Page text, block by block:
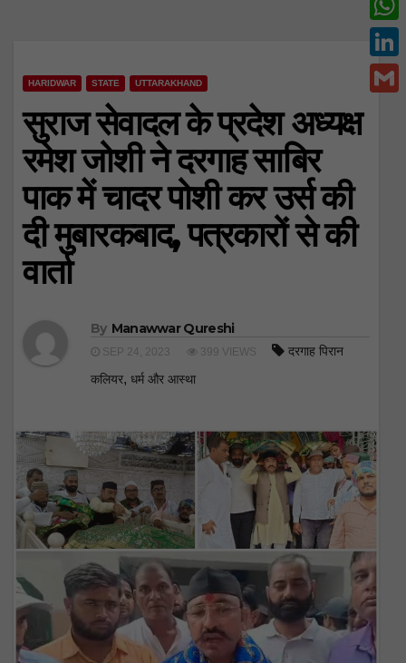
HARIDWAR STATE UTTARAKHAND
सुराज सेवादल के प्रदेश अध्यक्ष
रमेश जोशी ने दरगाह साबिर
पाक में चादर पोशी कर उर्स की
दी मुबारकबाद, पत्रकारों से की
वार्ता
By Manawwar Qureshi
SEP 24, 2023 399 VIEWS
दरगाह पिरान
कलियर, धर्म और आस्था
c
e
w
i
W
h
a
L